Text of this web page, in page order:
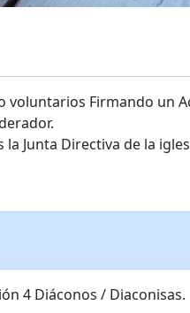
voluntarios Firmando un
Junta Directiva de la
4 Diáconos / Diaconisas.